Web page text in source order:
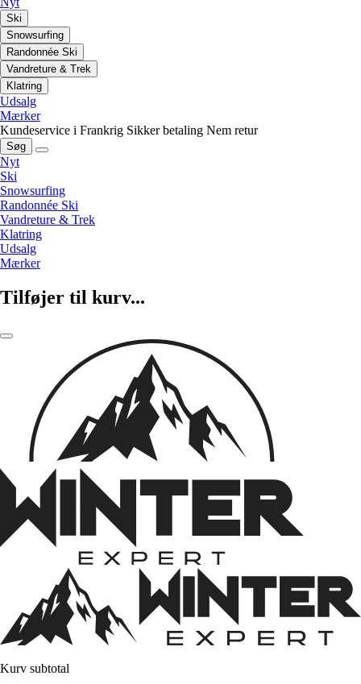
Ski
Snowsurfing
Randonnée Ski
Vandreture & Trek
Klatring
Udsalg
Mærker
Kundeservice i Frankrig Sikker betaling Nem retur
Søg
Nyt
Ski
Snowsurfing
Randonnée Ski
Vandreture & Trek
Klatring
Udsalg
Mærker
Tilføjer til kurv...
Kurv subtotal